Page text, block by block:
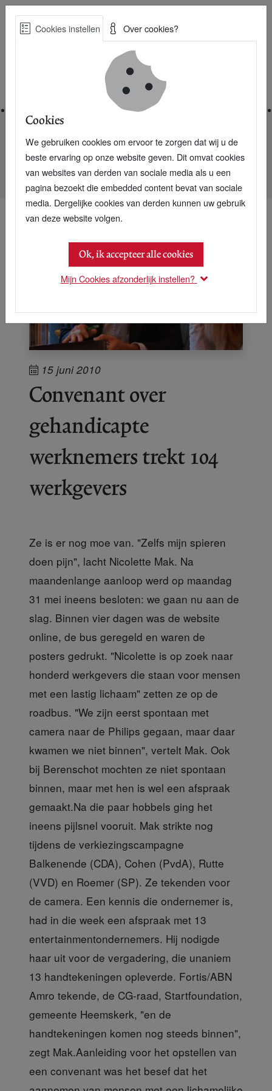
Skip
Best Practices voor een duurzame toekomst
Nieuwsarchief
Convenant over gehandicapte werknemers trekt 104
15 juni 2010
Convenant over
gehandicapte
werknemers trekt 104
werkgevers
Ze is er nog moe van. "Zelfs mijn spieren
doen pijn", lacht Nicolette Mak. Na
maandenlange aanloop werd op maandag
31 mei ineens besloten: we gaan nu aan de
slag. Binnen vier dagen was de website
online, de bus geregeld en waren de
posters gedrukt. "Nicolette is op zoek naar
honderd werkgevers die staan voor mensen
met een lastig lichaam" zetten ze op de
roadbus. "We zijn eerst spontaan met
camera naar de Philips gegaan, maar daar
kwamen we niet binnen", vertelt Mak. Ook
bij Berenschot mochten ze niet spontaan
binnen, maar met hen is wel een afspraak
gemaakt.Na die paar hobbels ging het
ineens pijlsnel vooruit. Mak strikte nog
tijdens de verkiezingscampagne
Balkenende (CDA), Cohen (PvdA), Rutte
(VVD) en Roemer (SP). Ze tekenden voor
de camera. Een kennis die ondernemer is,
had in die week een afspraak met 13
entertainmentondernemers. Hij nodigde
haar uit voor de vergadering, die unaniem
13 handtekeningen opleverde. Fortis/ABN
Amro tekende, de CG-raad, Startfoundation,
gemeente Heemskerk, "en de
handtekeningen komen nog steeds binnen",
zegt Mak.Aanleiding voor het opstellen van
een convenant was het besef dat het
Cookies instellen Over cookies?
Cookies
We gebruiken cookies om ervoor te zorgen dat wij u de
beste ervaring op onze website geven. Dit omvat cookies
van websites van derden van sociale media als u een
pagina bezoekt die embedded content bevat van sociale
media. Dergelijke cookies van derden kunnen uw gebruik
van deze website volgen.
Ok, ik accepteer alle cookies
Mijn Cookies afzonderlijk instellen?